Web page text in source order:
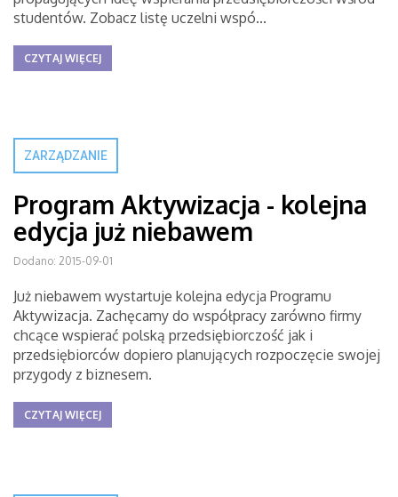
studentów. Zobacz listę uczelni wspó...
CZYTAJ WIĘCEJ
ZARZĄDZANIE
Program Aktywizacja - kolejna
edycja już niebawem
Dodano: 2015-09-01
Już niebawem wystartuje kolejna edycja Programu
Aktywizacja. Zachęcamy do współpracy zarówno firmy
chcące wspierać polską przedsiębiorczość jak i
przedsiębiorców dopiero planujących rozpoczęcie swojej
przygody z biznesem.
CZYTAJ WIĘCEJ